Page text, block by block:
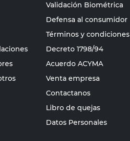
Validación Biométrica
Defensa al consumidor
Términos y condiciones
Decreto 1798/94
Acuerdo ACYMA
Venta empresa
Contactanos
Libro de quejas
Datos Personales